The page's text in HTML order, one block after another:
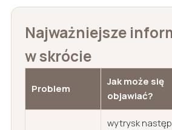
Najważniejsze
w skrócie
Problem
Jak może się
objawiać?
wytrysk